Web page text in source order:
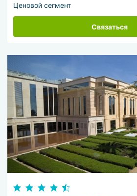
Ценовой сегмент
Связаться